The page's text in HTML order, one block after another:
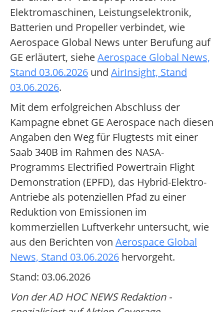
Elektromaschinen, Leistungselektronik,
Batterien und Propeller verbindet, wie
Aerospace Global News unter Berufung auf
GE erläutert, sieheAerospace Global News,
Stand 03.06.2026 und AirInsight, Stand
03.06.2026.
Mit dem erfolgreichen Abschluss der
Kampagne ebnet GE Aerospace nach diesen
Angaben den Weg für Flugtests mit einer
Saab 340B im Rahmen des NASA-
Programms Electrified Powertrain Flight
Demonstration (EPFD), das Hybrid-Elektro-
Antriebe als potenziellen Pfad zu einer
Reduktion von Emissionen im
kommerziellen Luftverkehr untersucht, wie
aus den Berichten von Aerospace Global
News, Stand 03.06.2026 hervorgeht.
Stand: 03.06.2026
Von der AD HOC NEWS Redaktion -